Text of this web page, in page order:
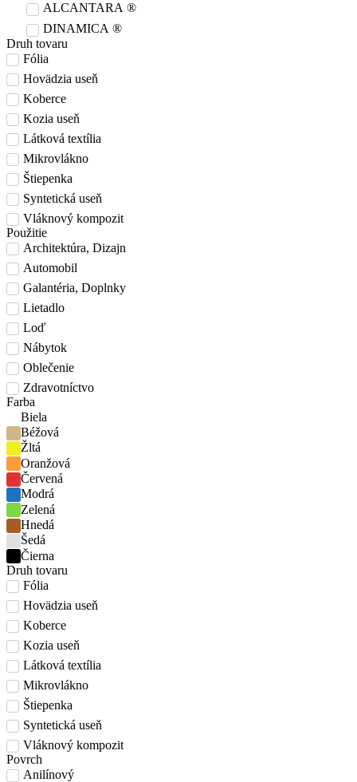
ALCANTARA ®
DINAMICA ®
Druh tovaru
Fólia
Hovädzia useň
Koberce
Kozia useň
Látková textília
Mikrovlákno
Štiepenka
Syntetická useň
Vláknový kompozit
Použitie
Architektúra, Dizajn
Automobil
Galantéria, Doplnky
Lietadlo
Loď
Nábytok
Oblečenie
Zdravotníctvo
Farba
Biela
Béžová
Žltá
Oranžová
Červená
Modrá
Zelená
Hnedá
Šedá
Čierna
Druh tovaru
Fólia
Hovädzia useň
Koberce
Kozia useň
Látková textília
Mikrovlákno
Štiepenka
Syntetická useň
Vláknový kompozit
Povrch
Anilínový